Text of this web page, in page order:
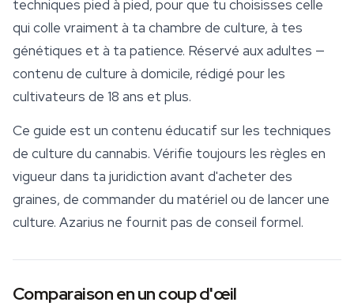
techniques pied à pied, pour que tu choisisses celle
qui colle vraiment à ta chambre de culture, à tes
génétiques et à ta patience. Réservé aux adultes —
contenu de culture à domicile, rédigé pour les
cultivateurs de 18 ans et plus.
Ce guide est un contenu éducatif sur les techniques
de culture du cannabis. Vérifie toujours les règles en
vigueur dans ta juridiction avant d'acheter des
graines, de commander du matériel ou de lancer une
culture. Azarius ne fournit pas de conseil formel.
Comparaison en un coup d'œil